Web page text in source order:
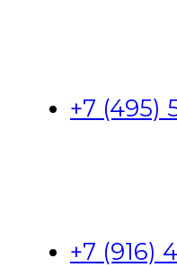
+7 (495)
+7 (916)